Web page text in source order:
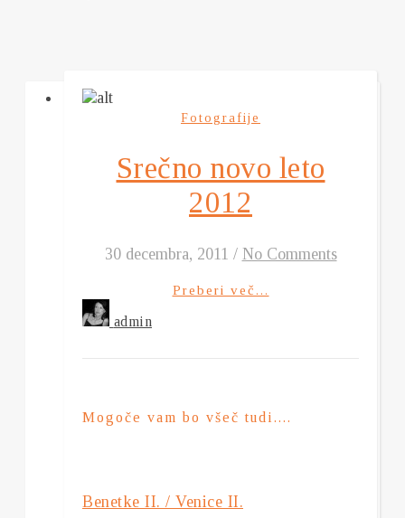
Fotografije
Srečno novo leto
2012
30 decembra, 2011 / No Comments
Preberi več...
admin
Mogoče vam bo všeč tudi....
Benetke II. / Venice II.